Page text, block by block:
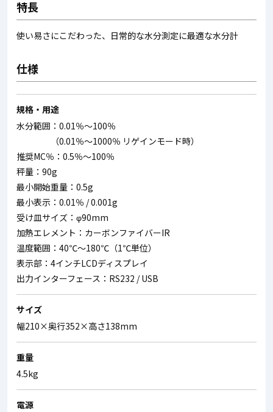
特長
使い易さにこだわった、日常的な水分測定に最適な水分計
仕様
規格・用途
水分範囲：0.01％～100％
（0.01％～1000％ リゲインモード時）
推奨MC％：0.5％～100％
秤量：90g
最小開始重量：0.5g
最小表示：0.01％ / 0.001g
受け皿サイズ：φ90mm
加熱エレメント：カーボンファイバーIR
温度範囲：40℃～180℃（1℃単位）
表示部：4インチLCDディスプレイ
出力インターフェース：RS232 / USB
サイズ
幅210×奥行352×高さ138mm
重量
4.5kg
電源